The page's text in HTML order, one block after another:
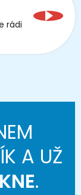
rádi
A UŽ
.